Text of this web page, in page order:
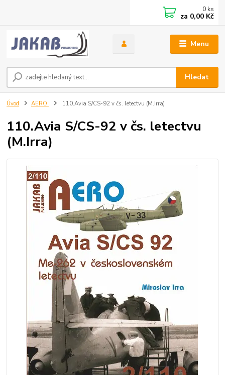
Menu
Hledat
0 ks
za 0,00 Kč
Úvod AERO 110.Avia S/CS-92 v čs. letectvu (M.Irra)
110.Avia S/CS-92 v čs. letectvu
(M.Irra)